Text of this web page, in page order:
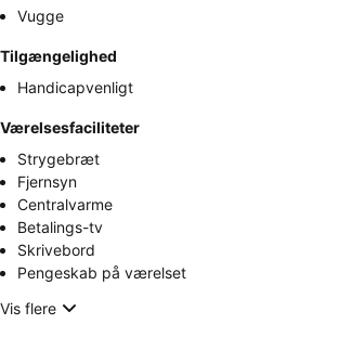
Vugge
Tilgængelighed
Handicapvenligt
Værelsesfaciliteter
Strygebræt
Fjernsyn
Centralvarme
Betalings-tv
Skrivebord
Pengeskab på værelset
Vis flere